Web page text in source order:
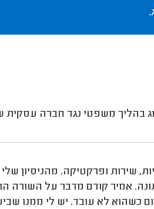
בהליך משפטי נגד חברה עסקית
אמיר קודם מדבר על השורה
כשהוא לא עובד. יש לי ממנו